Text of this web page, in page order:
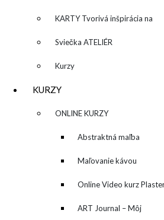
KARTY Tvorivá inšpirácia na
každý deň
Sviečka ATELIÉR
Kurzy
KURZY
▼ ONLINE KURZY
▼ Abstraktná maľba
akrylom (Mixed Media)
Maľovanie kávou
Online Video kurz
ART
ART Journal – Môj
Komentár
Meno
*
Uložiť moje meno, e-mail a